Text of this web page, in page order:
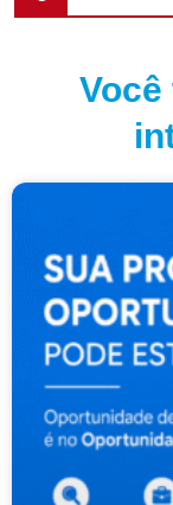
Você